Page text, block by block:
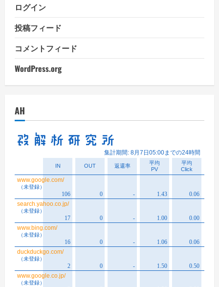
ログイン
投稿フィード
コメントフィード
WordPress.org
AH